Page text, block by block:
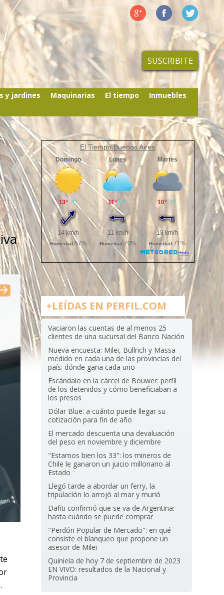
SUSCRIBITE
y jardines Maquinarias El tiempo Inmuebles
El Tiempo Buenos Aires
+LEÍDAS EN PERFIL.COM
Vaciaron las cuentas de al menos 25
clientes de una sucursal del Banco Nación
Nueva encuesta: Milei, Bullrich y Massa
medido en cada una de las provincias del
país: dónde gana cada uno
Escándalo en la cárcel de Bouwer: perfil
de los detenidos y cómo beneficiaban a
los presos
Dólar Blue: a cuánto puede llegar su
cotización para fin de año
El mercado descuenta una devaluación
del peso en noviembre y diciembre
"Estamos bien los 33": los mineros de
Chile le ganaron un juicio millonario al
Estado
Llegó tarde a abordar un ferry, la
tripulación lo arrojó al mar y murió
Dafiti confirmó que se va de Argentina:
hasta cuándo se puede comprar
"Perdón Popular de Mercado": en qué
consiste el blanqueo que propone un
asesor de Milei
Quiniela de hoy 7 de septiembre de 2023
EN VIVO: resultados de la Nacional y
Provincia